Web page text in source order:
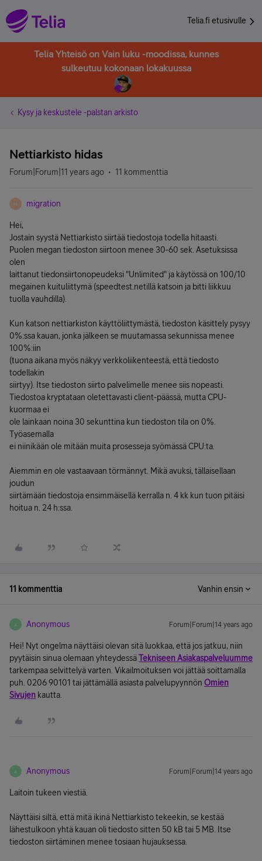
Telia.fi etusivulle
Telia Yhteisö on Vain luku -moodissa, kunnes
sulkeutuu kokonaan lokakuussa
Kysy ja keskustele -palstan arkisto
Nettiarkisto hidas
Forum|Forum|11 years ago 11 kommenttia
M migration
Hei,
Jostain syystä Nettiarkisto siirtää tiedostoja todella hitaasti.
Puolen megan tiedoston siirtoon menee 30-60 sek. Asetuksissa
olen
laittanut tiedonsiirtonopeudeksi "Unlimited" ja käytössä on 100/10
megainen kuituliittymä (speedtest.netillä katsoin ja bitti liikkuu
tuolla vauhdilla).
Kun katson nettiarkiston käyttöliittymästä, tiedoston käsittely pysyy
0%:ssa kauan, jonka jälkeen se muutamassa sekunnissa menee
100%:iin
(tuona aikana myös näkyy verkkoliikenteestä, että tiedosto
todellakin
siirtyy). Itse tiedoston siirto palvelimelle menee siis nopeasti.
Tiedostoa kryptataan oletettavasti client-päässä, mutta CPU-
kuormaa ei
ole lainkaan noina 30 sekunttina kun tiedoston tila on 0%.
Työasemalla
ei niinikään ole mitään muita prosesseja syömässä CPU:ta.
Aiemmin en ole vastaavaan törmännyt. Mikä avuksi, tällaisellaan
joudun
siirtämään tiedostoja ensimmäisellä kerralla n. 4 kk kun tuon pitäisi
hoitua n. 24 h:ssa.
11 kommenttia Vanhin ensin
A Anonymous Forum|Forum|14 years ago
Hei! Nyt ongelma näyttäisi olevan sitä luokkaa, että jos jatkuu, niin
pyytäisin sinua olemaan yhteydessäTekniseen Asiakaspalveluumme
tarkempaa selvittelyä varten. Vikailmoituksen voi jättää soittamalla
puh. 0206 90101 tai jättämällä asiasta palvelupyynnön Omien
Sivujen kautta.
A Anonymous Forum|Forum|14 years ago
Laitoin tukeen viestiä.
Näyttäisi siltä, että mitä ikinä Nettiarkisto tekeekin, se kestää
lähestulkoon yhtä kauan oli tiedosto sitten 50 kB tai 5 MB. Itse
tiedoston siirtäminen menee tosiaan hujauksessa.